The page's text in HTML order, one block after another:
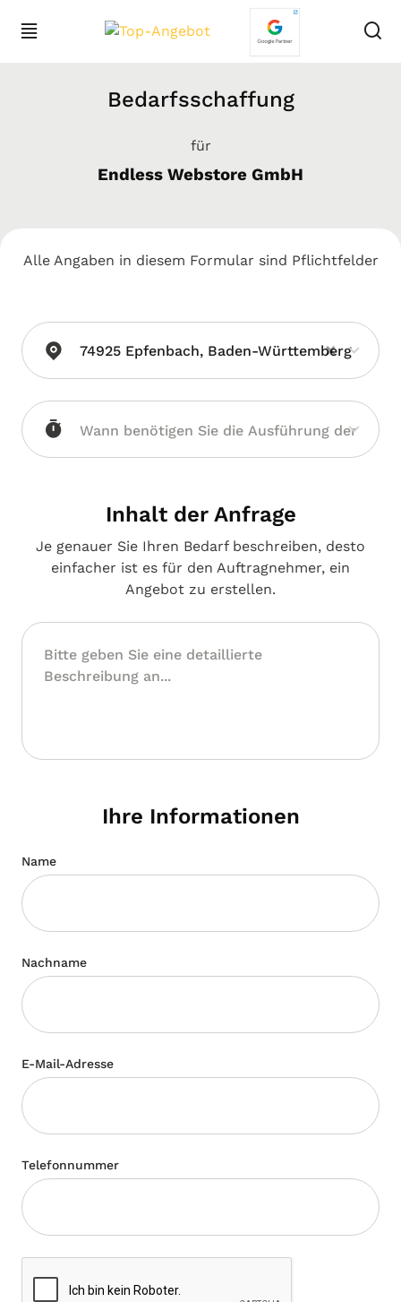
Bedarfsschaffung
für
Endless Webstore GmbH
Alle Angaben in diesem Formular sind Pflichtfelder
74925 Epfenbach, Baden-Württemberg
×
Inhalt der Anfrage
Je genauer Sie Ihren Bedarf beschreiben, desto
einfacher ist es für den Auftragnehmer, ein
Angebot zu erstellen.
Ihre Informationen
Name
Nachname
E-Mail-Adresse
Telefonnummer